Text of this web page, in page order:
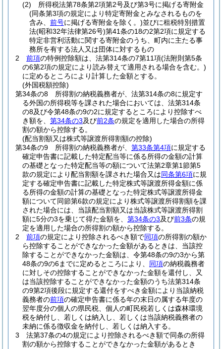
(2)
所得税法第78条第2項第2号及び第3号に掲げる寄附金
(同条第3項の規定により特定寄附金とみなされるものを
含み、 前号に掲げる寄附金を除く。)並びに租税特別措置
法(昭和32年法律第26号)第41条の18の2第2項に規定する
特定非営利活動に関する寄附金のうち、町内に主たる事
務所を有する法人又は団体に対するもの
2
前項の特例控除額は、法第314条の7第11項(法附則第5条
の6第2項の規定により読み替えて適用される場合を含む。)
に定めるところにより計算した金額とする。
(外国税額控除)
第34条の8
所得割の納税義務者が、法第314条の8に規定す
る外国の所得税等を課された場合においては、法第314条
の8及び令第48条の9の2に規定するところにより控除すべ
き額を、 第34条の3及び前2条の規定を適用した場合の所得
割の額から控除する。
(配当割額又は株式等譲渡所得割額の控除)
第34条の9
所得割の納税義務者が、 第33条第4項に規定する
確定申告書に記載した特定配当等に係る所得の金額の計算
の基礎となった特定配当等の額について法第2章第1節第5
款の規定により配当割額を課された場合又は同条第6項に規
定する確定申告書に記載した特定株式等譲渡所得金額に係
る所得の金額の計算の基礎となった特定株式等譲渡所得金
額について同節第6款の規定により株式等譲渡所得割額を課
された場合には、当該配当割額又は当該株式等譲渡所得割
額に5分の3を乗じて得た金額を、 第34条の3及び前3条の規
定を適用した場合の所得割の額から控除する。
2
前項の規定により控除されるべき額で同項の所得割の額か
ら控除することができなかった金額があるときは、当該控
除することができなかった金額は、令第48条の9の3から第
48条の9の6までに定めるところにより、 同項の納税義務者
に対しその控除することができなかった金額を還付し、又
は当該控除することができなかった金額のうち法第314条
の9第2項後段に規定する還付をすべき金額により当該納税
義務者の前項の確定申告書に係る年の末日の属する年度の
翌年度分の個人の県民税、個人の町民税若しくは森林環境
税を納付し、若しくは納入し、若しくは当該納税義務者の
未納に係る徴収金を納付し、若しくは納入する。
3
法第37条の4の規定により控除されるべき額で同条の所得
割の額から控除することができなかった金額があるとき